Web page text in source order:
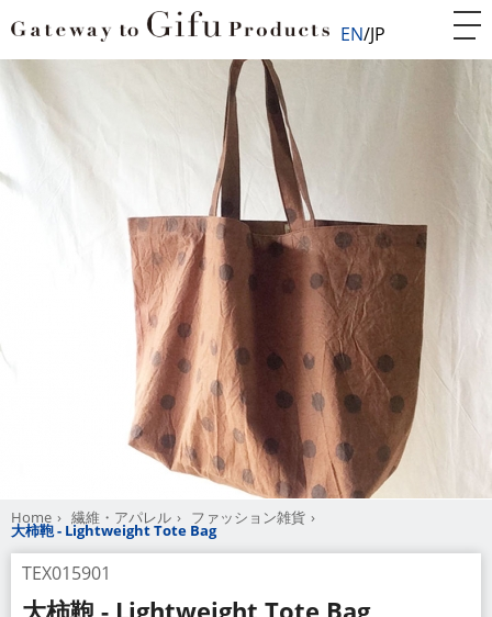
EN JP
Home 繊維・アパレル ファッション雑貨
大柿鞄 - Lightweight Tote Bag
TEX015901